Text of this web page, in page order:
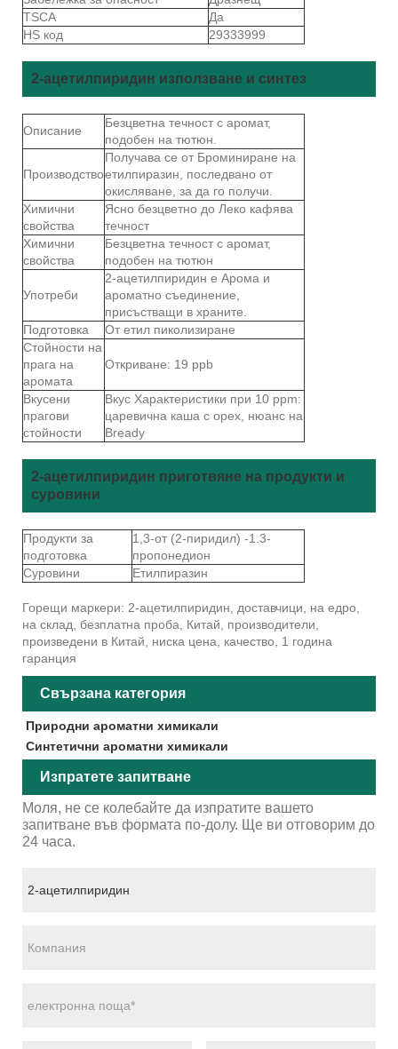
TSCA
Да
HS код
29333999
2-ацетилпиридин използване и синтез
Описание
Безцветна течност с аромат,
подобен на тютюн.
Производство
Получава се от Броминиране на
етилпиразин, последвано от
окисляване, за да го получи.
Химични
свойства
Ясно безцветно до Леко кафява
течност
Химични
свойства
Безцветна течност с аромат,
подобен на тютюн
Употреби
2-ацетилпиридин е Арома и
ароматно съединение,
присъстващи в храните.
Подготовка
От етил пиколизиране
Стойности на
прага на
аромата
Откриване: 19 ppb
Вкусени
прагови
стойности
Вкус Характеристики при 10 ppm:
царевична каша с орех, нюанс на
Bready
2-ацетилпиридин приготвяне на продукти и
суровини
Продукти за
подготовка
1,3-от (2-пиридил) -1.3-
пропонедион
Суровини
Етилпиразин
Горещи маркери: 2-ацетилпиридин, доставчици, на едро,
на склад, безплатна проба, Китай, производители,
произведени в Китай, ниска цена, качество, 1 година
гаранция
Свързана категория
Природни ароматни химикали
Синтетични ароматни химикали
Изпратете запитване
Моля, не се колебайте да изпратите вашето
запитване във формата по-долу. Ще ви отговорим до
24 часа.